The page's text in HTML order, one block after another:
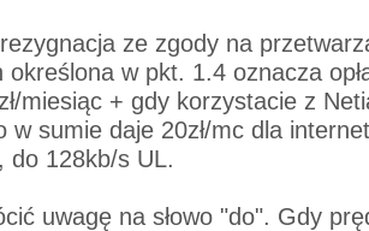
ze zgody na
określona w pkt. 1.4 oznacza
miesiąc + gdy korzystacie z
w sumie daje 20zł/mc dla
do 128kb/s UL.
uwagę na słowo "do". Gdy